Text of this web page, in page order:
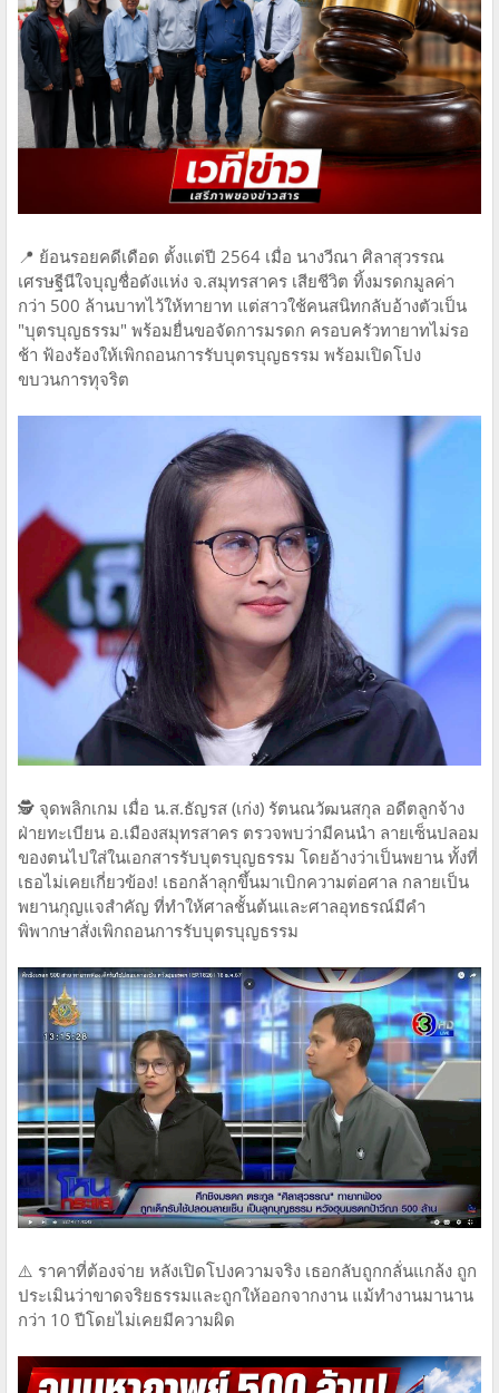
📍 ย้อนรอยคดีเดือด ตั้งแต่ปี 2564 เมื่อ นางวีณา ศิลาสุวรรณ
เศรษฐีนีใจบุญชื่อดังแห่ง จ.สมุทรสาคร เสียชีวิต ทิ้งมรดกมูลค่า
กว่า 500 ล้านบาทไว้ให้ทายาท แต่สาวใช้คนสนิทกลับอ้างตัวเป็น
"บุตรบุญธรรม" พร้อมยื่นขอจัดการมรดก ครอบครัวทายาทไม่รอ
ช้า ฟ้องร้องให้เพิกถอนการรับบุตรบุญธรรม พร้อมเปิดโปง
ขบวนการทุจริต
🕵️ จุดพลิกเกม เมื่อ น.ส.ธัญรส (เก่ง) รัตนณวัฒนสกุล อดีตลูกจ้าง
ฝ่ายทะเบียน อ.เมืองสมุทรสาคร ตรวจพบว่ามีคนนำ ลายเซ็นปลอม
ของตนไปใส่ในเอกสารรับบุตรบุญธรรม โดยอ้างว่าเป็นพยาน ทั้งที่
เธอไม่เคยเกี่ยวข้อง! เธอกล้าลุกขึ้นมาเบิกความต่อศาล กลายเป็น
พยานกุญแจสำคัญ ที่ทำให้ศาลชั้นต้นและศาลอุทธรณ์มีคำ
พิพากษาสั่งเพิกถอนการรับบุตรบุญธรรม
⚠️ ราคาที่ต้องจ่าย หลังเปิดโปงความจริง เธอกลับถูกกลั่นแกล้ง ถูก
ประเมินว่าขาดจริยธรรมและถูกให้ออกจากงาน แม้ทำงานมานาน
กว่า 10 ปีโดยไม่เคยมีความผิด